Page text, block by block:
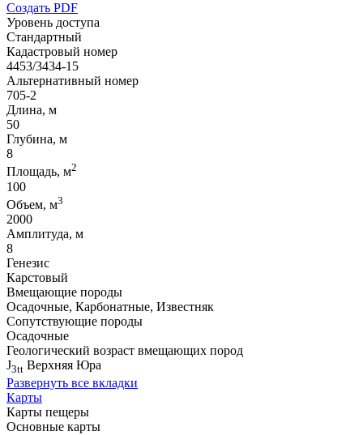
Создать PDF
Уровень доступа
Стандартный
Кадастровый номер
4453/3434-15
Альтернативный номер
705-2
Длина, м
50
Глубина, м
8
Площадь, м2
100
Объем, м3
2000
Амплитуда, м
8
Генезис
Карстовый
Вмещающие породы
Осадочные, Карбонатные, Известняк
Сопутствующие породы
Осадочные
Геологический возраст вмещающих пород
J3tt Верхняя Юра
Развернуть все вкладки
Карты
Карты пещеры
Основные карты